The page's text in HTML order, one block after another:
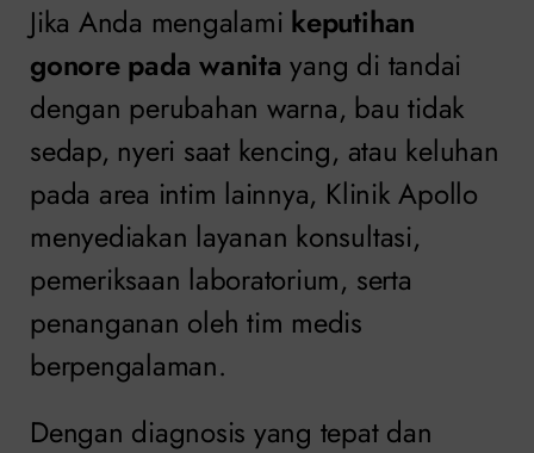
Jika Anda mengalami keputihan
gonore pada wanita yang di tandai
dengan perubahan warna, bau tidak
sedap, nyeri saat kencing, atau keluhan
pada area intim lainnya, Klinik Apollo
menyediakan layanan konsultasi,
pemeriksaan laboratorium, serta
penanganan oleh tim medis
berpengalaman.
Dengan diagnosis yang tepat dan